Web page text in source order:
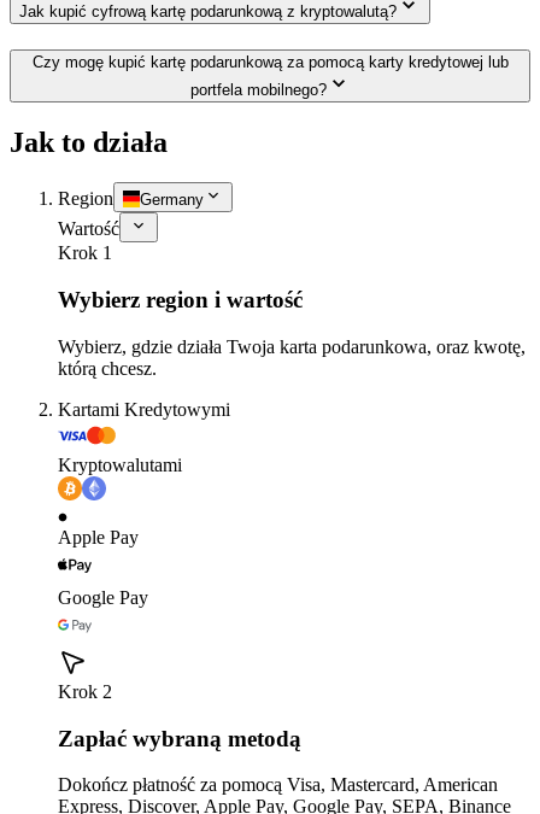
Jak kupić cyfrową kartę podarunkową z kryptowalutą?
Czy mogę kupić kartę podarunkową za pomocą karty kredytowej lub
portfela mobilnego?
Jak to działa
Region Germany
Wartość
Krok 1
Wybierz region i wartość
Wybierz, gdzie działa Twoja karta podarunkowa, oraz kwotę,
którą chcesz.
Kartami Kredytowymi
Kryptowalutami
Apple Pay
Google Pay
Krok 2
Zapłać wybraną metodą
Dokończ płatność za pomocą Visa, Mastercard, American
Express, Discover, Apple Pay, Google Pay, SEPA, Binance